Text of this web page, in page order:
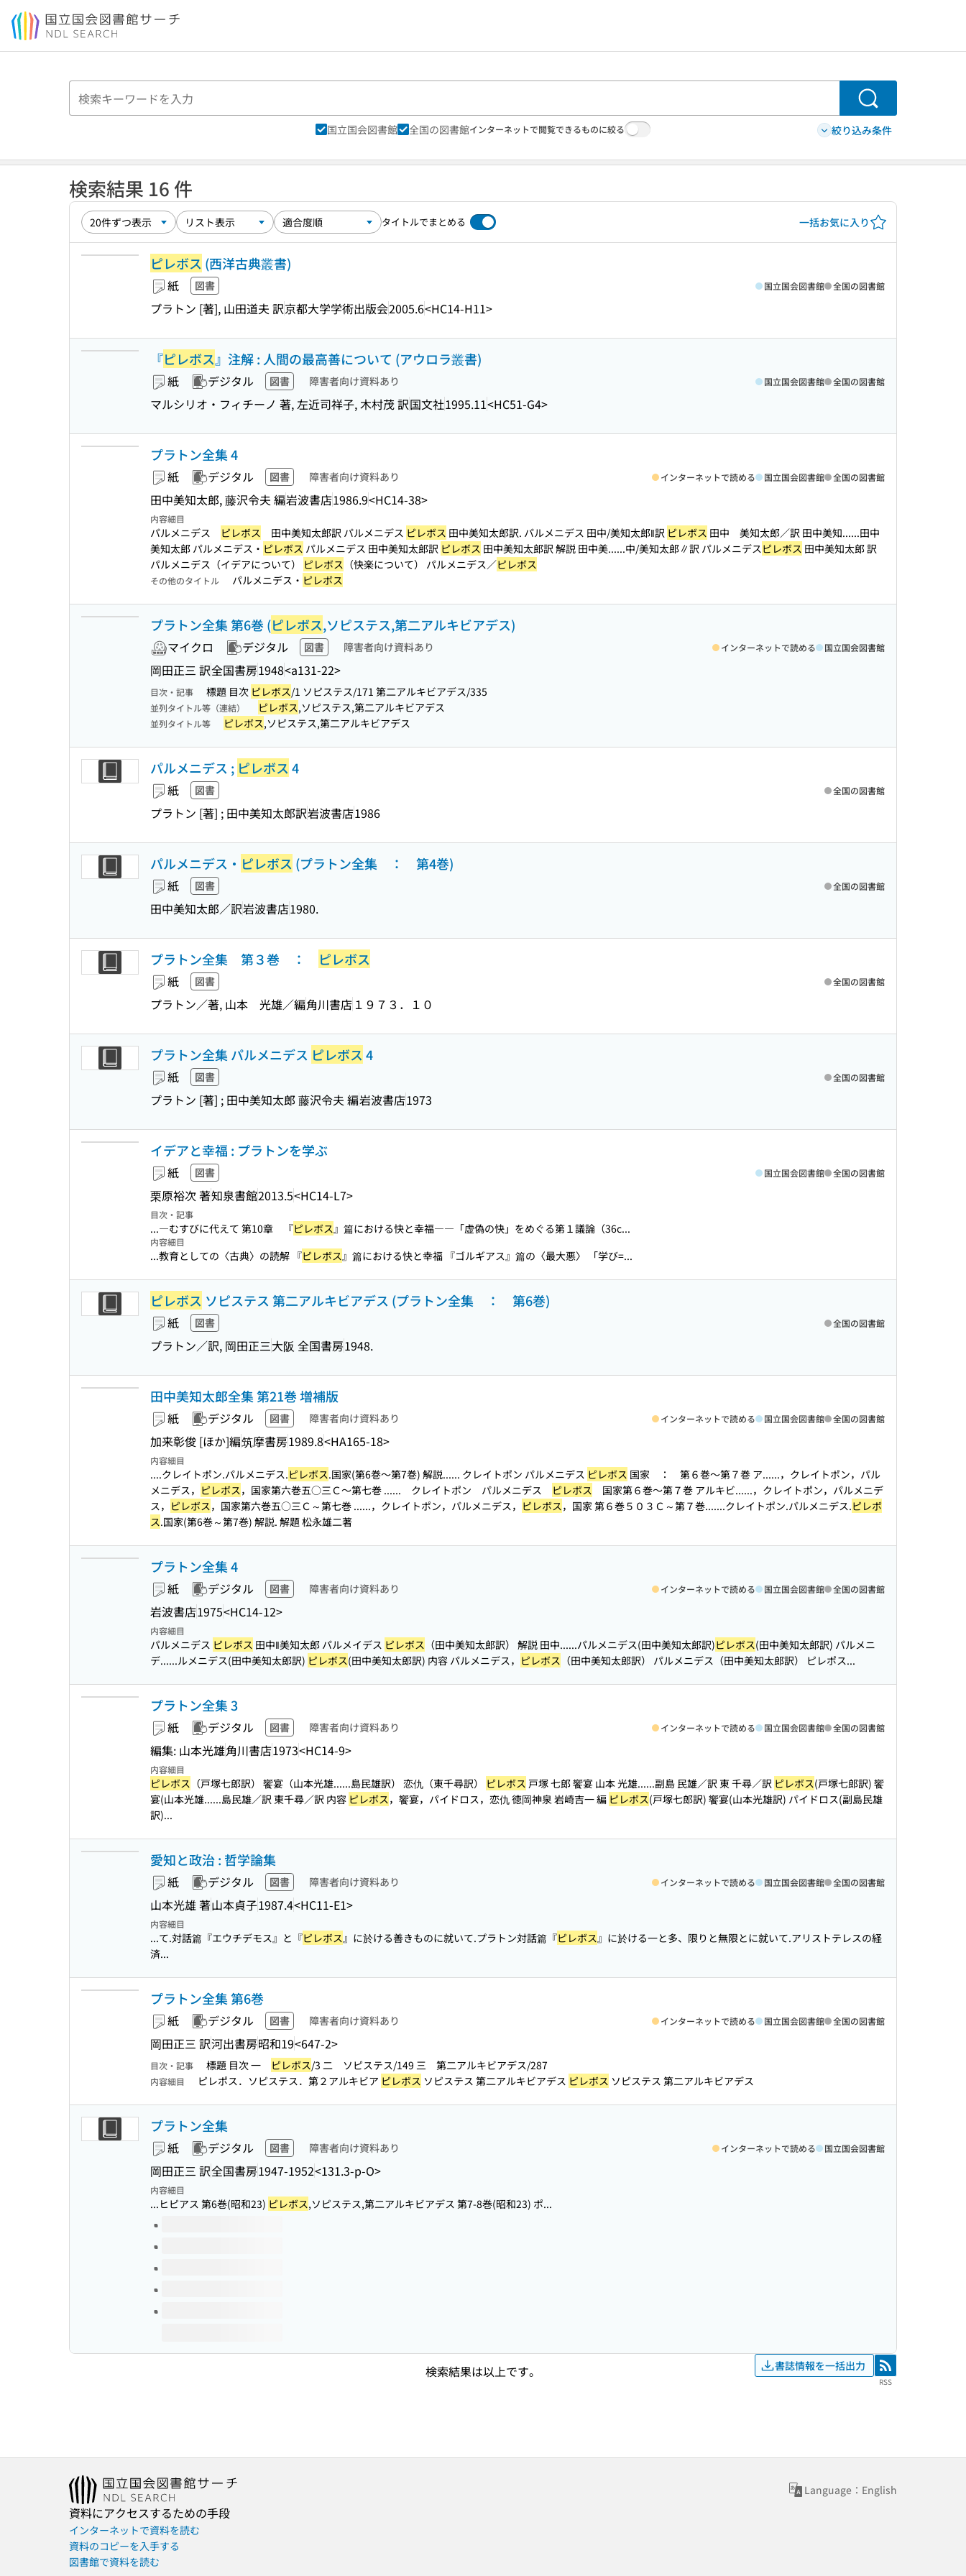
本文へ移動
検索
国立国会図書館 全国の図書館インターネットで閲覧できるものに絞る 絞り込み条件
検索結果 16 件
タイトルでまとめる 一括お気に入り
ピレボス (西洋古典叢書)
紙 図書
プラトン [著], 山田道夫 訳京都大学学術出版会2005.6<HC14-H11>
国立国会図書館 全国の図書館
『ピレボス』注解 : 人間の最高善について (アウロラ叢書)
紙 デジタル 図書 障害者向け資料あり
マルシリオ・フィチーノ 著, 左近司祥子, 木村茂 訳国文社1995.11<HC51-G4>
国立国会図書館 全国の図書館
プラトン全集 4
紙 デジタル 図書 障害者向け資料あり
田中美知太郎, 藤沢令夫 編岩波書店1986.9<HC14-38>
インターネットで読める 国立国会図書館 全国の図書館
内容細目
パルメニデス ピレボス 田中美知太郎訳 パルメニデス ピレボス 田中美知太郎訳. パルメニデス 田中/美知太郎‖訳 ピレボス 田中 美知太郎／訳 田中美知......田中
美知太郎 パルメニデス・ ピレボス パルメニデス 田中美知太郎訳 ピレボス 田中美知太郎訳 解説 田中美......中/美知太郎∥訳 パルメニデスピレボス 田中美知太郎 訳
パルメニデス（イデアについて） ピレボス （快楽について） パルメニデス／ピレボス
その他のタイトル パルメニデス・ ピレボス
プラトン全集 第6巻 (ピレボス,ソピステス,第二アルキビアデス)
マイクロ デジタル 図書 障害者向け資料あり
岡田正三 訳全国書房1948<a131-22>
インターネットで読める 国立国会図書館
目次・記事 標題 目次 ピレボス/1 ソピステス/171 第二アルキビアデス/335
並列タイトル等（連結） ピレボス,ソピステス,第二アルキビアデス
並列タイトル等 ピレボス,ソピステス,第二アルキビアデス
パルメニデス ; ピレボス 4
紙 図書
プラトン [著] ; 田中美知太郎訳岩波書店1986
全国の図書館
パルメニデス・ ピレボス (プラトン全集 ： 第4巻)
紙 図書
田中美知太郎／訳岩波書店1980.
全国の図書館
プラトン全集 第３巻 ： ピレボス
紙 図書
プラトン／著, 山本 光雄／編角川書店 １９７３．１０
全国の図書館
プラトン全集 パルメニデス ピレボス 4
紙 図書
プラトン [著] ; 田中美知太郎 藤沢令夫 編岩波書店1973
全国の図書館
イデアと幸福 : プラトンを学ぶ
紙 図書
栗原裕次 著知泉書館2013.5<HC14-L7>
国立国会図書館 全国の図書館
目次・記事
...―むすびに代えて 第10章 『ピレボス』篇における快と幸福――「虚偽の快」をめぐる第１議論（36c...
内容細目
...教育としての〈古典〉の読解 『ピレボス』篇における快と幸福 『ゴルギアス』篇の〈最大悪〉 「学び=...
ピレボス ソピステス 第二アルキビアデス (プラトン全集 ： 第6巻)
紙 図書
プラトン／訳, 岡田正三大阪 全国書房1948.
全国の図書館
田中美知太郎全集 第21巻 増補版
紙 デジタル 図書 障害者向け資料あり
加来彰俊 [ほか]編筑摩書房1989.8<HA165-18>
インターネットで読める 国立国会図書館 全国の図書館
内容細目
....クレイトポン.パルメニデス.ピレボス.国家(第6巻〜第7巻) 解説...... クレイトポン パルメニデス ピレボス 国家 ： 第６巻〜第７巻 ア......，クレイトポン，パル
メニデス， ピレボス，国家第六巻五○三Ｃ〜第七巻 ...... クレイトポン パルメニデス ピレボス 国家第６巻〜第７巻 アルキビ......，クレイトポン，パルメニデ
ス， ピレボス，国家第六巻五○三Ｃ～第七巻 ......，クレイトポン，パルメニデス， ピレボス，国家 第６巻５０３Ｃ～第７巻.......クレイトポン.パルメニデス.ピレボ
ス.国家(第6巻～第7巻) 解説. 解題 松永雄二著
プラトン全集 4
紙 デジタル 図書 障害者向け資料あり
岩波書店1975<HC14-12>
インターネットで読める 国立国会図書館 全国の図書館
内容細目
パルメニデス ピレボス 田中‖美知太郎 パルメイデス ピレボス （田中美知太郎訳） 解説 田中......パルメニデス(田中美知太郎訳)ピレボス(田中美知太郎訳) パルメニ
デ......ルメニデス(田中美知太郎訳) ピレボス(田中美知太郎訳) 内容 パルメニデス， ピレボス （田中美知太郎訳） パルメニデス（田中美知太郎訳） ピレポス...
プラトン全集 3
紙 デジタル 図書 障害者向け資料あり
編集: 山本光雄角川書店1973<HC14-9>
インターネットで読める 国立国会図書館 全国の図書館
内容細目
ピレボス （戸塚七郎訳） 饗宴（山本光雄......島民雄訳） 恋仇（東千尋訳） ピレボス 戸塚 七郎 饗宴 山本 光雄......副島 民雄／訳 東 千尋／訳 ピレボス(戸塚七郎訳) 饗
宴(山本光雄......島民雄／訳 東千尋／訳 内容 ピレボス，饗宴，パイドロス，恋仇 徳岡神泉 岩崎吉一 編 ピレボス(戸塚七郎訳) 饗宴(山本光雄訳) パイドロス(副島民雄
訳)...
愛知と政治 : 哲学論集
紙 デジタル 図書 障害者向け資料あり
山本光雄 著山本貞子1987.4<HC11-E1>
インターネットで読める 国立国会図書館 全国の図書館
内容細目
...て.対話篇『エウチデモス』と『ピレボス』に於ける善きものに就いて.プラトン対話篇『ピレボス』に於ける一と多、限りと無限とに就いて.アリストテレスの経
済...
プラトン全集 第6巻
紙 デジタル 図書 障害者向け資料あり
岡田正三 訳河出書房昭和19<647-2>
インターネットで読める 国立国会図書館 全国の図書館
目次・記事 標題 目次 一 ピレボス/3 二 ソピステス/149 三 第二アルキビアデス/287
内容細目 ピレポス．ソピステス．第２アルキビア ピレボス ソピステス 第二アルキビアデス ピレボス ソピステス 第二アルキビアデス
プラトン全集
紙 デジタル 図書 障害者向け資料あり
岡田正三 訳全国書房1947-1952<131.3-p-O>
インターネットで読める 国立国会図書館
内容細目
...ヒピアス 第6巻(昭和23) ピレボス,ソピステス,第二アルキビアデス 第7-8巻(昭和23) ポ...
このタイトルの巻号
検索結果は以上です。 書誌情報を一括出力 RSS
RSS
Language：English
資料にアクセスするための手段
インターネットで資料を読む
資料のコピーを入手する
図書館で資料を読む